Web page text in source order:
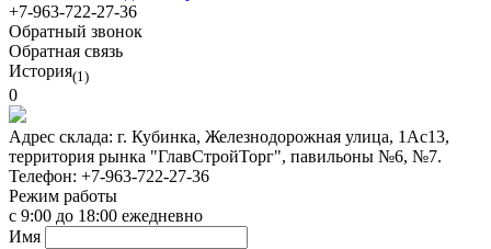
+7-963-722-27-36
Обратный звонок
Обратная связь
История(1)
0
Адрес склада: г. Кубинка, Железнодорожная улица, 1Ас13,
территория рынка "ГлавСтройТорг", павильоны №6, №7.
Телефон: +7-963-722-27-36
Режим работы
с 9:00 до 18:00 ежедневно
Имя